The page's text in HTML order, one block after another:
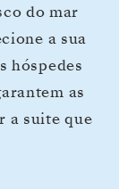
do mar
a sua
hóspedes
as
a suite que